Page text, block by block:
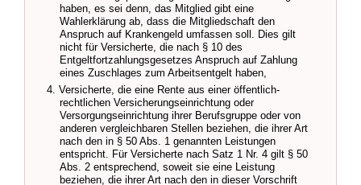
haben, es sei denn, das Mitglied gibt eine
Wahlerklärung ab, dass die Mitgliedschaft den
Anspruch auf Krankengeld umfassen soll. Dies gilt
nicht für Versicherte, die nach § 10 des
Entgeltfortzahlungsgesetzes Anspruch auf Zahlung
eines Zuschlages zum Arbeitsentgelt haben,
4. Versicherte, die eine Rente aus einer öffentlich-
rechtlichen Versicherungseinrichtung oder
Versorgungseinrichtung ihrer Berufsgruppe oder von
anderen vergleichbaren Stellen beziehen, die ihrer Art
nach den in § 50 Abs. 1 genannten Leistungen
entspricht. Für Versicherte nach Satz 1 Nr. 4 gilt § 50
Abs. 2 entsprechend, soweit sie eine Leistung
beziehen, die ihrer Art nach den in dieser Vorschrift